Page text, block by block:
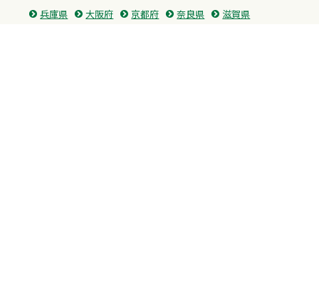
兵庫県 大阪府 京都府 奈良県
滋賀県